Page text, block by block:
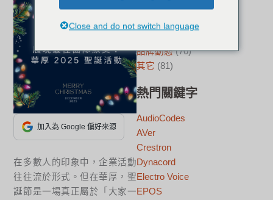
加入為 Google 偏好來源
在多數人的印象中，企業活動
往往流於形式。但在華厚，聖
誕節是一場真正屬於「大家一
新聞中心(23)
成功案例
品牌動態(70)
其它 (81)
熱門關鍵字
AudioCodes
AVer
Crestron
Dynacord
Electro Voice
EPOS
Close and do not switch language